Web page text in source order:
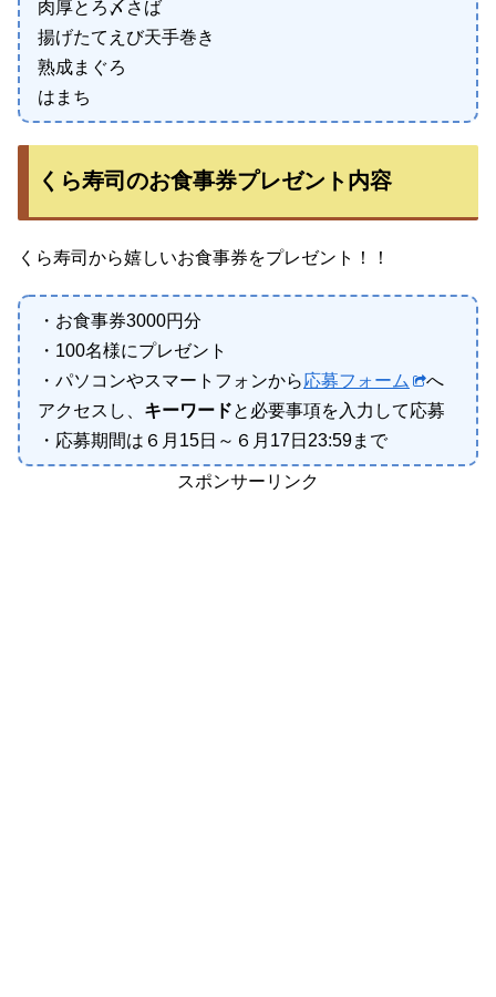
肉厚とろ〆さば
揚げたてえび天手巻き
熟成まぐろ
はまち
くら寿司のお食事券プレゼント内容
くら寿司から嬉しいお食事券をプレゼント！！
・お食事券3000円分
・100名様にプレゼント
・パソコンやスマートフォンから応募フォーム
へ
アクセスし、 キーワードと必要事項を入力して応募
・応募期間は６月15日～６月17日23:59まで
スポンサーリンク